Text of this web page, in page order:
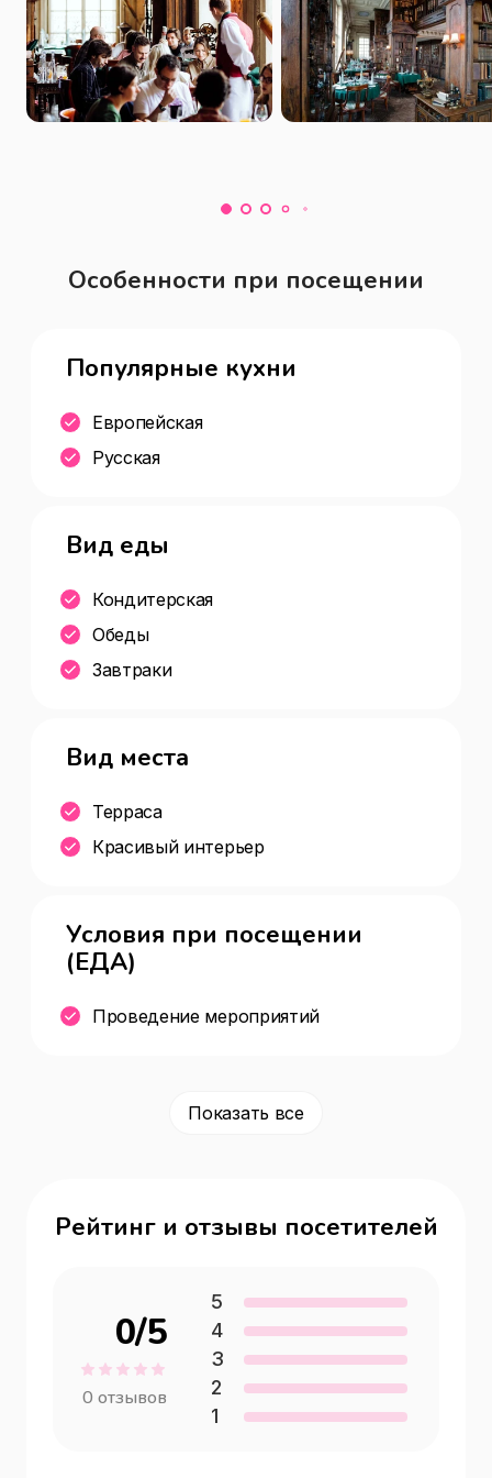
обеды.
Утонченный и оригинальный вид блюд.
Богатая винная карта.
Сезонные коктейли.
На любой ваш праздник можно
Особенности при посещении
Популярные кухни
Европейская
Русская
Вид еды
Кондитерская
Обеды
Завтраки
Вид места
Терраса
Красивый интерьер
Условия при посещении
(ЕДА)
Проведение мероприятий
Показать все
Рейтинг и отзывы посетителей
0/5
0 отзывов
5
4
3
2
1